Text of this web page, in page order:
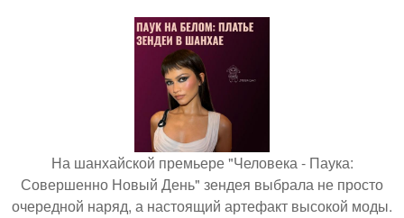
На шанхайской премьере "Человека - Паука:
Совершенно Новый День" зендея выбрала не просто
очередной наряд, а настоящий артефакт высокой моды.